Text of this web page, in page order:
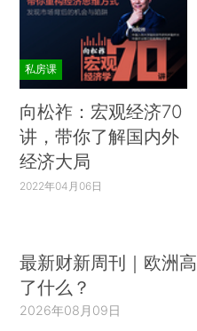
私房课
向松祚：宏观经济70
讲，带你了解国内外
经济大局
2022年04月06日
最新财新周刊｜欧洲
了什么？
2026年08月09日